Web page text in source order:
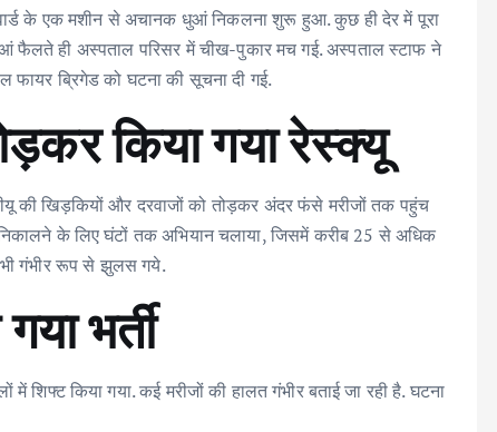
के एक मशीन से अचानक धुआं निकलना शुरू हुआ. कुछ ही देर में पूरा
फैलते ही अस्पताल परिसर में चीख-पुकार मच गई. अस्पताल स्टाफ ने
फायर ब्रिगेड को घटना की सूचना दी गई.
किया गया रेस्क्यू
की खिड़कियों और दरवाजों को तोड़कर अंदर फंसे मरीजों तक पहुंच
के लिए घंटों तक अभियान चलाया, जिसमें करीब 25 से अधिक
भी गंभीर रूप से झुलस गये.
भर्ती
शिफ्ट किया गया. कई मरीजों की हालत गंभीर बताई जा रही है. घटना